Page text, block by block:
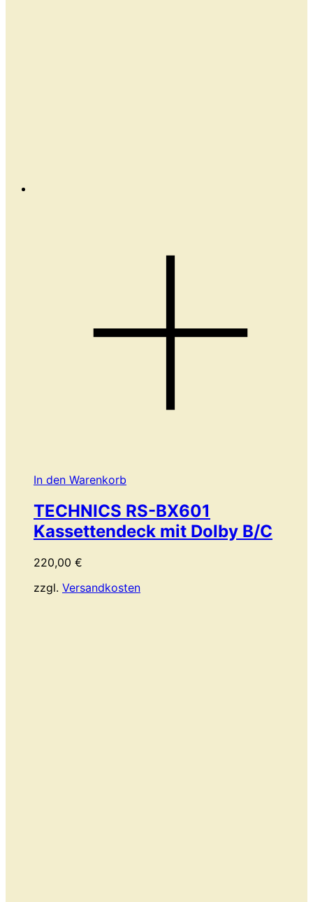
In den Warenkorb
TECHNICS RS-BX601
Kassettendeck mit Dolby B/C
220,00 €
zzgl. Versandkosten